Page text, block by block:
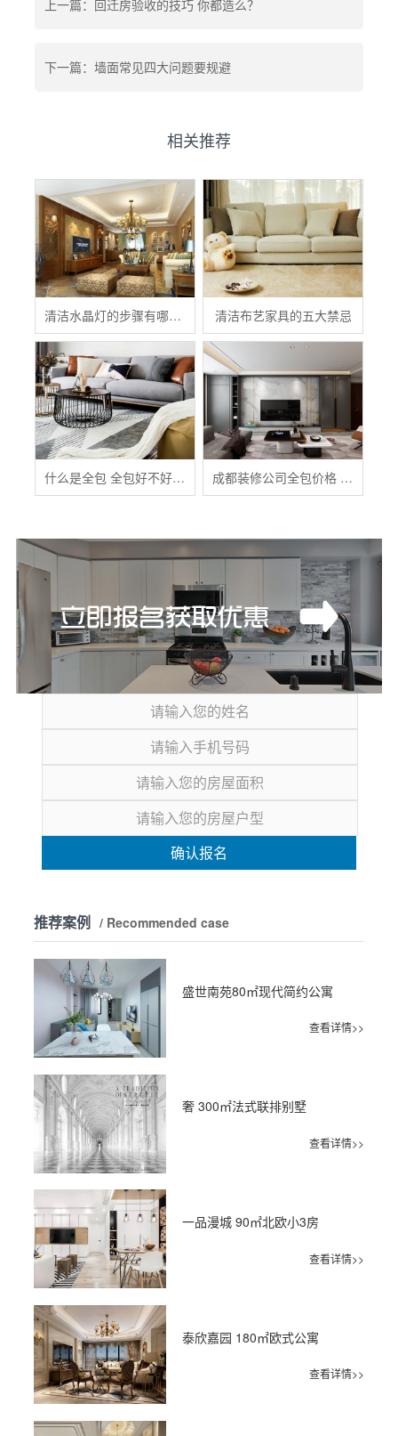
上一篇：回迁房验收的技巧 你都造么？
下一篇：墙面常见四大问题要规避
相关推荐
清洁水晶灯的步骤有哪些？ 清洁布艺家具的五大禁忌
什么是全包 全包好不好 全包装修注意事项有哪些 成都装修公司全包价格 成都全包装修多少钱一平
确认报名
推荐案例 / Recommended case
盛世南苑80㎡现代简约公寓
查看详情>>
奢 300㎡法式联排别墅
查看详情>>
一品漫城 90㎡北欧小3房
查看详情>>
泰欣嘉园 180㎡欧式公寓
查看详情>>